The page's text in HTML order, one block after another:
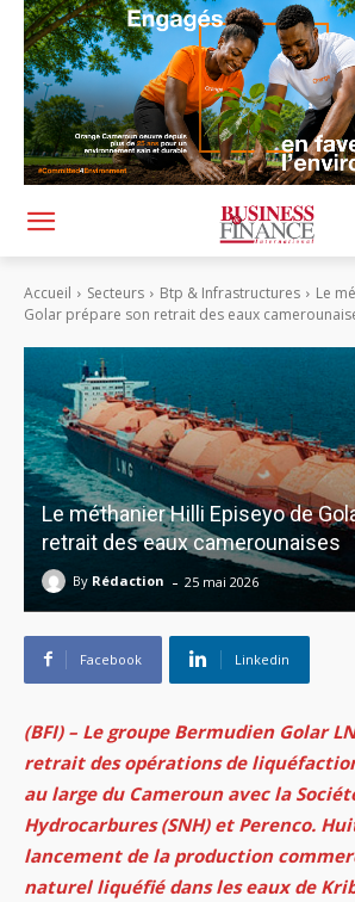
Accueil Secteurs Btp & Infrastructures
Le
Golar prépare son retrait des eaux
Le méthanier Hilli Episeyo de
retrait des eaux camerounaises
By Rédaction - 25 mai 2026
Facebook Linkedin
(BFI) – Le groupe Bermudien Golar
retrait des opérations de
au large du Cameroun avec la
Hydrocarbures (SNH) et Perenco.
lancement de la production
naturel liquéfié dans les eaux de